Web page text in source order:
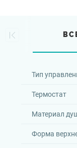
Тип
Термостат
Материал
Форма